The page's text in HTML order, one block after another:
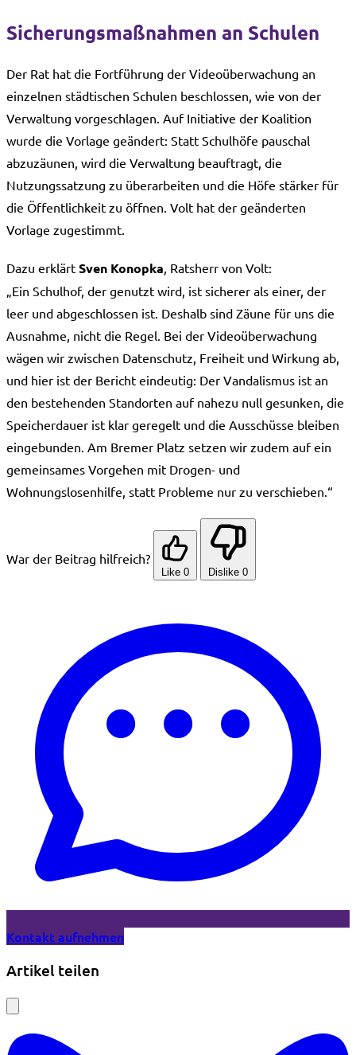
Sicherungsmaßnahmen an Schulen
Der Rat hat die Fortführung der Videoüberwachung an
einzelnen städtischen Schulen beschlossen, wie von der
Verwaltung vorgeschlagen. Auf Initiative der Koalition
wurde die Vorlage geändert: Statt Schulhöfe pauschal
abzuzäunen, wird die Verwaltung beauftragt, die
Nutzungssatzung zu überarbeiten und die Höfe stärker für
die Öffentlichkeit zu öffnen. Volt hat der geänderten
Vorlage zugestimmt.
Dazu erklärt Sven Konopka, Ratsherr von Volt:
„Ein Schulhof, der genutzt wird, ist sicherer als einer, der
leer und abgeschlossen ist. Deshalb sind Zäune für uns die
Ausnahme, nicht die Regel. Bei der Videoüberwachung
wägen wir zwischen Datenschutz, Freiheit und Wirkung ab,
und hier ist der Bericht eindeutig: Der Vandalismus ist an
den bestehenden Standorten auf nahezu null gesunken, die
Speicherdauer ist klar geregelt und die Ausschüsse bleiben
eingebunden. Am Bremer Platz setzen wir zudem auf ein
gemeinsames Vorgehen mit Drogen- und
Wohnungslosenhilfe, statt Probleme nur zu verschieben.“
War der Beitrag hilfreich?
Like 0 Dislike 0
Kontakt aufnehmen
Artikel teilen